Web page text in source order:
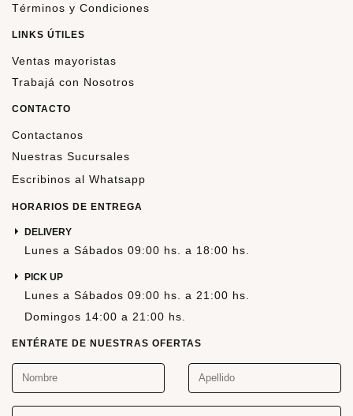
Términos y Condiciones
LINKS ÚTILES
Ventas mayoristas
Trabajá con Nosotros
CONTACTO
Contactanos
Nuestras Sucursales
Escribinos al Whatsapp
HORARIOS DE ENTREGA
DELIVERY
Lunes a Sábados 09:00 hs. a 18:00 hs.
PICK UP
Lunes a Sábados 09:00 hs. a 21:00 hs.
Domingos 14:00 a 21:00 hs.
ENTÉRATE DE NUESTRAS OFERTAS